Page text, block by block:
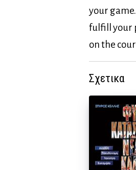
your
fulfill your
on the
Σχετικα